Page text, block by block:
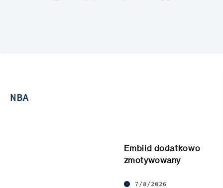
NBA
Embiid dodatkowo
zmotywowany
7/8/2026